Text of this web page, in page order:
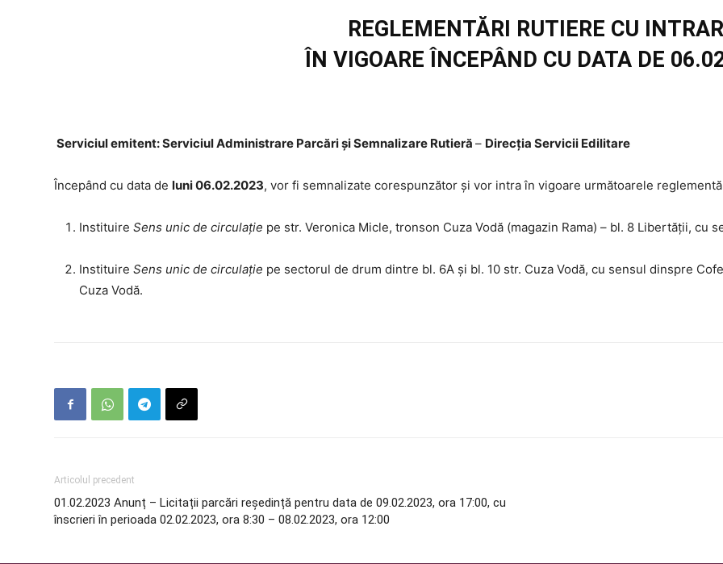
REGLEMENTĂRI RUTIERE CU
ÎN VIGOARE ÎNCEPÂND CU DATA DE
Serviciul emitent: Serviciul Administrare Parcări și Semnalizare Rutieră– Direcția Servicii Edilitare
Începând cu data deluni 06.02.2023, vor fi semnalizate corespunzător și vor intra în vigoare următoarele
InstituireSens unic de circulație pe str. Veronica Micle, tronson Cuza Vodă (magazin Rama) – bl. 8 Libertății, cu
InstituireSens unic de circulație pe sectorul de drum dintre bl. 6A și bl. 10 str. Cuza Vodă, cu sensul dinspre
Cuza Vodă.
Articolul precedent
01.02.2023 Anunț – Licitații parcări reședință pentru data de 09.02.2023, ora 17:00, cu
înscrieri în perioada 02.02.2023, ora 8:30 – 08.02.2023, ora 12:00